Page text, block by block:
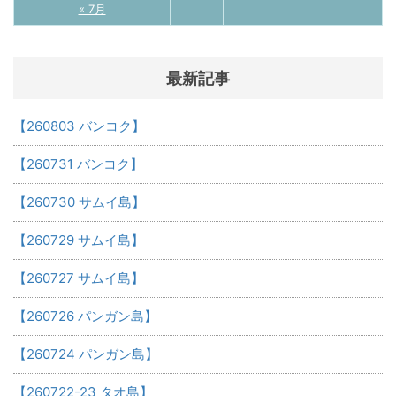
« 7月
最新記事
【260803 バンコク】
【260731 バンコク】
【260730 サムイ島】
【260729 サムイ島】
【260727 サムイ島】
【260726 パンガン島】
【260724 パンガン島】
【260722-23 タオ島】